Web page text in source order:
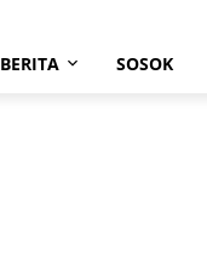
BERITA SOSOK